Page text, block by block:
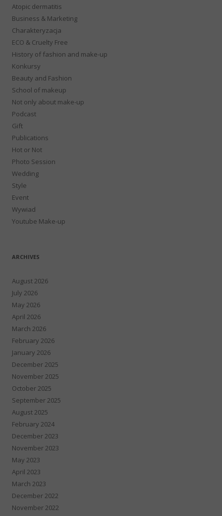
Atopic dermatitis
Business & Marketing
Charakteryzacja
ECO & Cruelty Free
History of fashion and make-up
Konkursy
Beauty and Fashion
School of makeup
Not only about make-up
Podcast
Gift
Publications
Hot or Not
Photo Session
Wedding
Style
Event
Wywiad
Youtube Make-up
ARCHIVES
August 2026
July 2026
May 2026
April 2026
March 2026
February 2026
January 2026
December 2025
November 2025
October 2025
September 2025
August 2025
February 2024
December 2023
November 2023
May 2023
April 2023
March 2023
December 2022
November 2022